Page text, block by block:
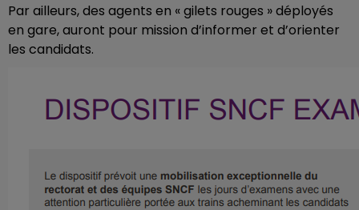
Par ailleurs, des agents en « gilets rouges » déployés
en gare, auront pour mission d’informer et d’orienter
les candidats.